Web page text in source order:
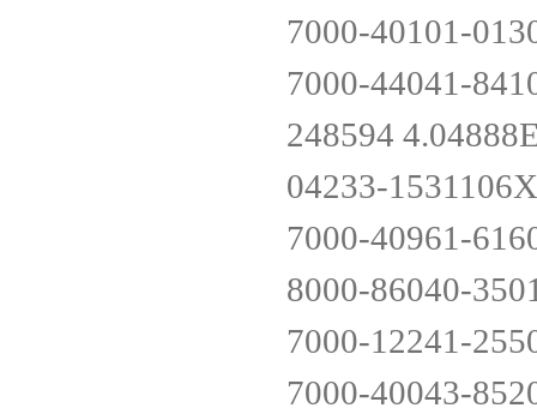
7000-40101-
7000-44041-
248594
04233-
7000-40961-
8000-86040-
7000-12241-
7000-40043-